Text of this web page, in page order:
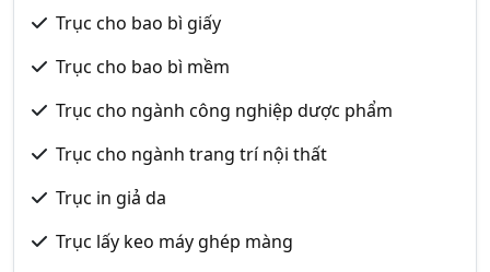
Trục cho bao bì giấy
Trục cho bao bì mềm
Trục cho ngành công nghiệp dược phẩm
Trục cho ngành trang trí nội thất
Trục in giả da
Trục lấy keo máy ghép màng